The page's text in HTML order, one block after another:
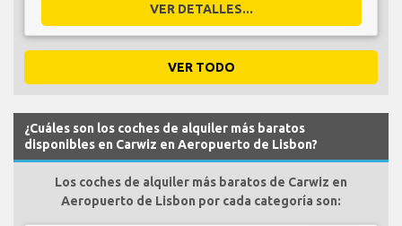
VER DETALLES...
VER TODO
¿Cuáles son los coches de alquiler más baratos
disponibles en Carwiz en Aeropuerto de Lisbon?
Los coches de alquiler más baratos de Carwiz en
Aeropuerto de Lisbon por cada categoría son: